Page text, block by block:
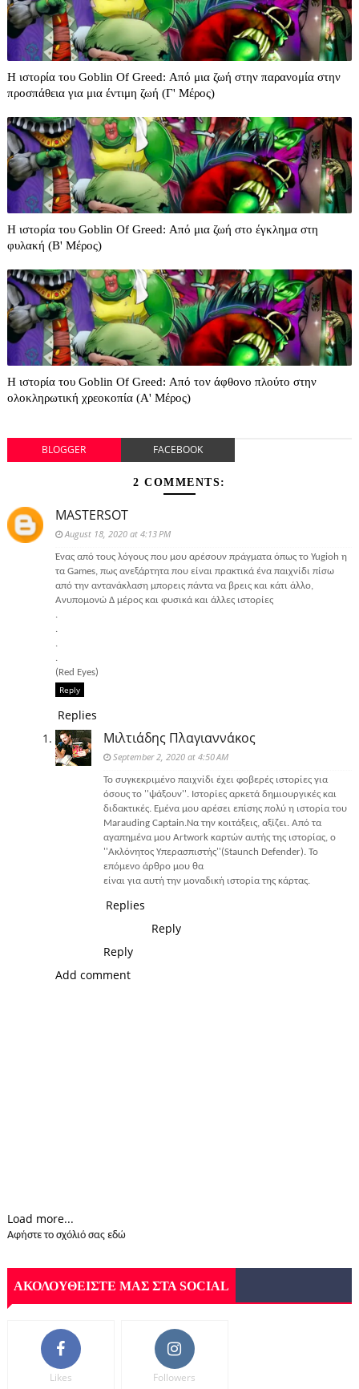
Η ιστορία του Goblin Of Greed: Από μια ζωή στην παρανομία στην
προσπάθεια για μια έντιμη ζωή (Γ' Μέρος)
Η ιστορία του Goblin Of Greed: Από μια ζωή στο έγκλημα στη
φυλακή (Β' Μέρος)
Η ιστορία του Goblin Of Greed: Από τον άφθονο πλούτο στην
ολοκληρωτική χρεοκοπία (A' Μέρος)
BLOGGER FACEBOOK
2 COMMENTS:
MASTERSOT
August 18, 2020 at 4:13 PM
Ένας από τους λόγους που μου αρέσουν πράγματα όπως το Yugioh η
τα Games, πως ανεξάρτητα που είναι πρακτικά ένα παιχνίδι πίσω
από την αντανάκλαση μπορεις πάντα να βρεις και κάτι άλλο,
Ανυπομονώ Δ μέρος και φυσικά και άλλες ιστορίες
.
.
.
.
(Red Eyes)
Reply
Replies
Μιλτιάδης Πλαγιαννάκος
September 2, 2020 at 4:50 AM
Το συγκεκριμένο παιχνίδι έχει φοβερές ιστορίες για
όσους το ''ψάξουν''. Ιστορίες αρκετά δημιουργικές και
διδακτικές. Εμένα μου αρέσει επίσης πολύ η ιστορία του
Marauding Captain.Να την κοιτάξεις, αξίζει. Από τα
αγαπημένα μου Artwork καρτών αυτής της ιστορίας, ο
''Ακλόνητος Υπερασπιστής''(Staunch Defender). Το
επόμενο άρθρο μου θα
είναι για αυτή την μοναδική ιστορία της κάρτας.
Replies
Reply
Reply
Add comment
Load more...
Αφήστε το σχόλιό σας εδώ
ΑΚΟΛΟΥΘΕΙΣΤΕ ΜΑΣ ΣΤΑ SOCIAL
Likes Followers